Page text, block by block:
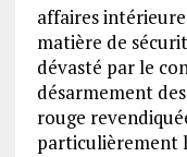
affaires
matière de
dévasté par le
désarmement
rouge
particulièrement